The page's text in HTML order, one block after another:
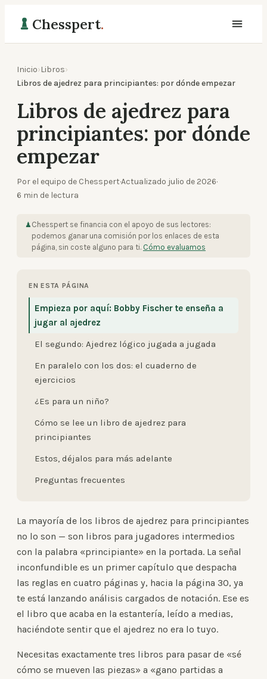
Chesspert.
Inicio›Libros›
Libros de ajedrez para principiantes: por dónde empezar
Libros de ajedrez para
principiantes: por dónde
empezar
Por el equipo de Chesspert·Actualizado julio de 2026·
6 min de lectura
♟ Chesspert se financia con el apoyo de sus lectores:
podemos ganar una comisión por los enlaces de esta
página, sin coste alguno para ti. Cómo evaluamos
EN ESTA PÁGINA
Empieza por aquí: Bobby Fischer te enseña a
jugar al ajedrez
El segundo: Ajedrez lógico jugada a jugada
En paralelo con los dos: el cuaderno de
ejercicios
¿Es para un niño?
Cómo se lee un libro de ajedrez para
principiantes
Estos, déjalos para más adelante
Preguntas frecuentes
La mayoría de los libros de ajedrez para principiantes
no lo son — son libros para jugadores intermedios
con la palabra «principiante» en la portada. La señal
inconfundible es un primer capítulo que despacha
las reglas en cuatro páginas y, hacia la página 30, ya
te está lanzando análisis cargados de notación. Ese es
el libro que acaba en la estantería, leído a medias,
haciéndote sentir que el ajedrez no era lo tuyo.
Necesitas exactamente tres libros para pasar de «sé
cómo se mueven las piezas» a «gano partidas a